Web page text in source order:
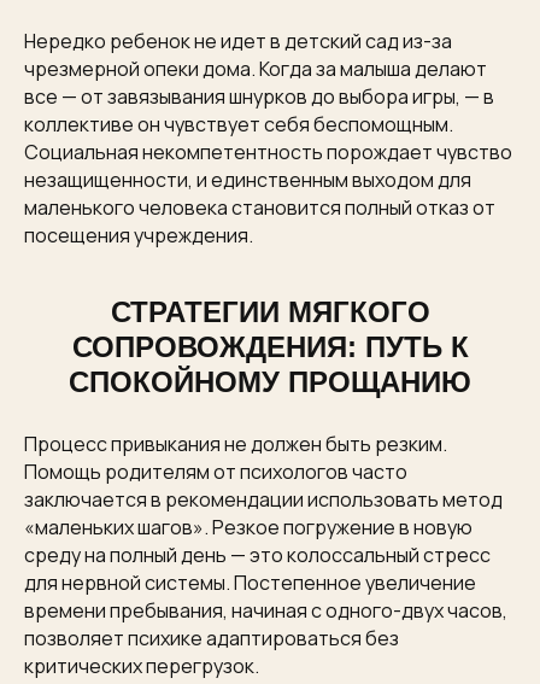
Нередко ребенок не идет в детский сад из-за
чрезмерной опеки дома. Когда за малыша делают
все — от завязывания шнурков до выбора игры, — в
коллективе он чувствует себя беспомощным.
Социальная некомпетентность порождает чувство
незащищенности, и единственным выходом для
маленького человека становится полный отказ от
посещения учреждения.
СТРАТЕГИИ МЯГКОГО
СОПРОВОЖДЕНИЯ: ПУТЬ К
СПОКОЙНОМУ ПРОЩАНИЮ
Процесс привыкания не должен быть резким.
Помощь родителям от психологов часто
заключается в рекомендации использовать метод
«маленьких шагов». Резкое погружение в новую
среду на полный день — это колоссальный стресс
для нервной системы. Постепенное увеличение
времени пребывания, начиная с одного-двух часов,
позволяет психике адаптироваться без
критических перегрузок.